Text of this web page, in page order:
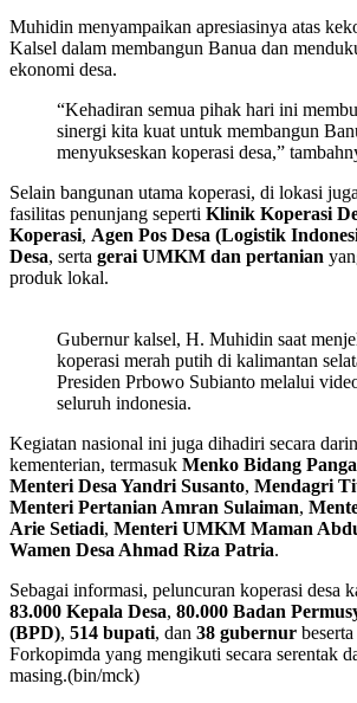
Muhidin menyampaikan apresiasinya atas
Kalsel dalam membangun Banua dan
ekonomi desa.
“Kehadiran semua pihak hari ini
sinergi kita kuat untuk membangun
menyukseskan koperasi desa,”
Selain bangunan utama koperasi, di lokasi
fasilitas penunjang seperti Klinik Koperasi
Koperasi, Agen Pos Desa (Logistik
Desa, serta gerai UMKM dan pertanian
produk lokal.
Gubernur kalsel, H. Muhidin saat
koperasi merah putih di kalimantan
Presiden Prbowo Subianto melalui
seluruh indonesia.
Kegiatan nasional ini juga dihadiri secara
kementerian, termasuk Menko Bidang
Menteri Desa Yandri Susanto, Mendagri
Menteri Pertanian Amran Sulaiman,
Arie Setiadi, Menteri UMKM Maman
Wamen Desa Ahmad Riza Patria.
Sebagai informasi, peluncuran koperasi desa
83.000 Kepala Desa, 80.000 Badan
(BPD), 514 bupati, dan 38 gubernur
Forkopimda yang mengikuti secara serentak
masing.(bin/mck)